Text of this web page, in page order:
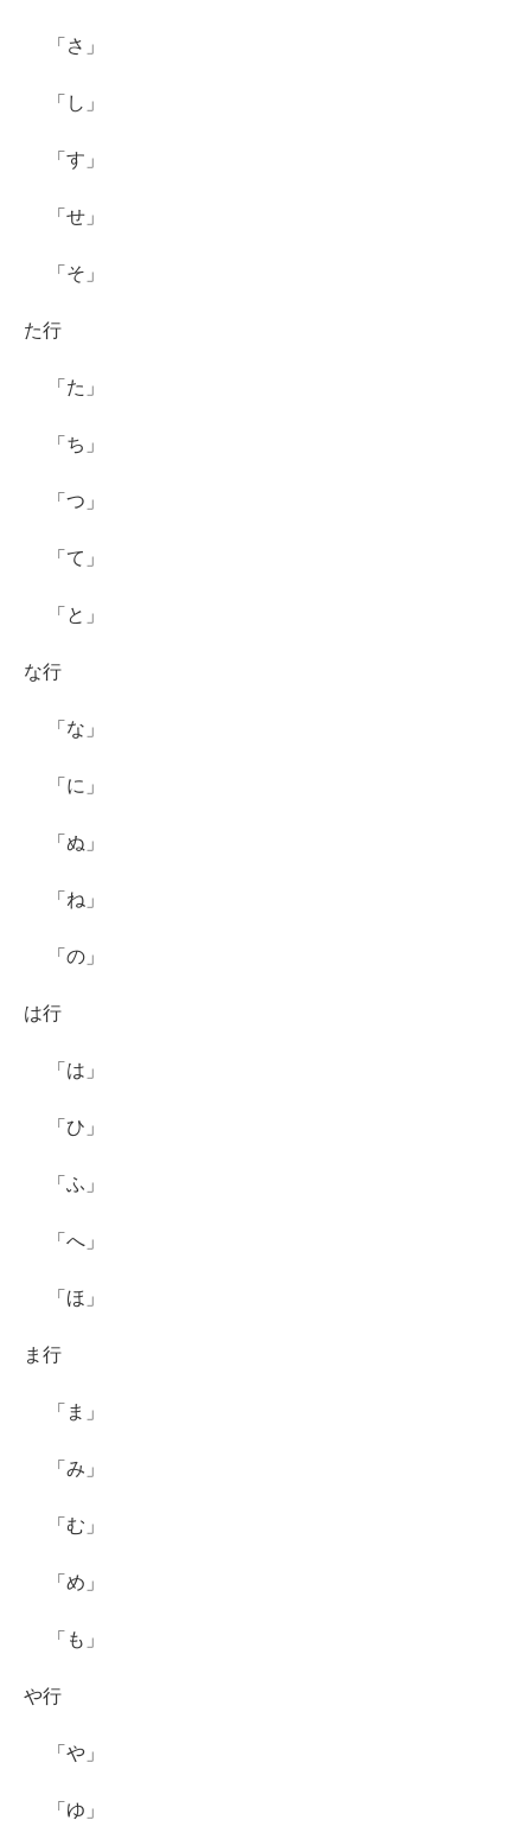
「さ」
「し」
「す」
「せ」
「そ」
た行
「た」
「ち」
「つ」
「て」
「と」
な行
「な」
「に」
「ぬ」
「ね」
「の」
は行
「は」
「ひ」
「ふ」
「へ」
「ほ」
ま行
「ま」
「み」
「む」
「め」
「も」
や行
「や」
「ゆ」